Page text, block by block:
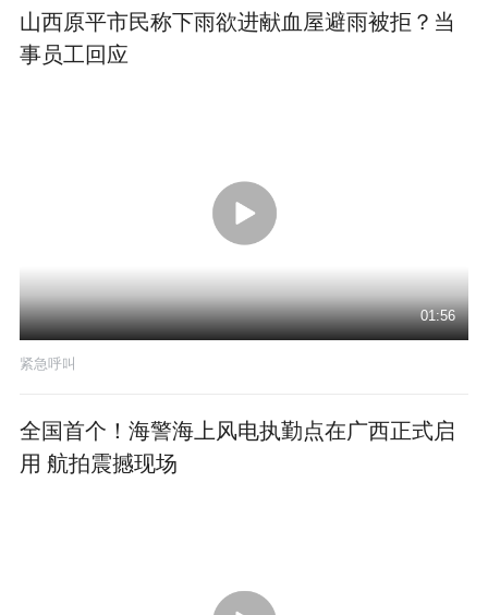
山西原平市民称下雨欲进献血屋避雨被拒？当
事员工回应
01:56
紧急呼叫
全国首个！海警海上风电执勤点在广西正式启
用 航拍震撼现场